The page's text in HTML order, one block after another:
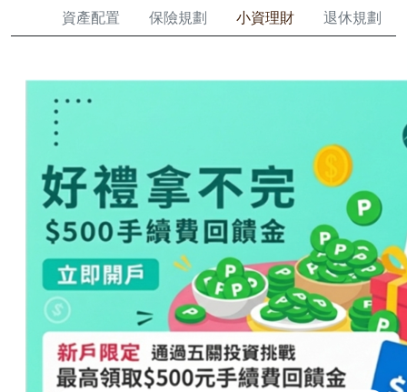
資產配置 保險規劃 小資理財 退休規劃